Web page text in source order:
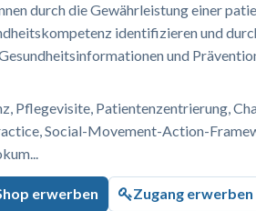
durch die Gewährleistung einer
identifizieren und
und
Pflegevisite, Patientenzentrierung,
Social-Movement-Action-
erwerben Zugang erwerben